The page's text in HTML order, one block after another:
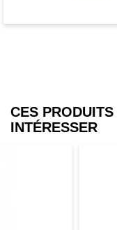
CES
INTÉRESSER